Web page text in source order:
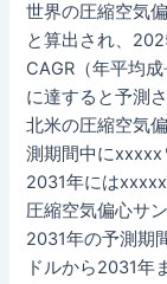
世界の圧縮空気
と算出され、
CAGR（年平均
に達すると予測
北米の圧縮空気
測期間中に
2031年には
圧縮空気偏心サ
2031年の予測期
ドルから2031年